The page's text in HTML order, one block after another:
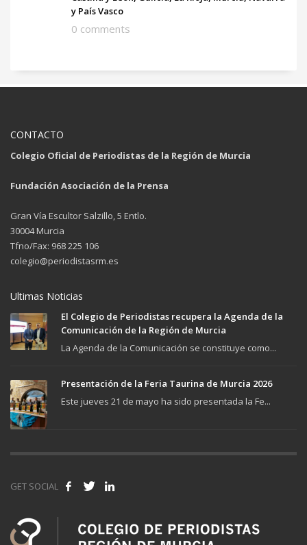
y País Vasco
0 comments
CONTACTO
Colegio Oficial de Periodistas de la Región de Murcia
Fundación Asociación de la Prensa
Gran Vía Escultor Salzillo, 5 Entlo.
30004 Murcia
Tfno/Fax: 968 225 106
colegio@periodistasrm.es
Ultimas Noticias
El Colegio de Periodistas recupera la Agenda de la
Comunicación de la Región de Murcia
La Agenda de la Comunicación se constituye como...
Presentación de la Feria Taurina de Murcia 2026
Este jueves 21 de mayo ha sido presentada la Fe...
GET SOCIAL